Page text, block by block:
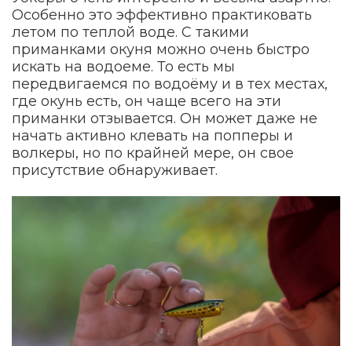
Особенно это эффективно практиковать
летом по теплой воде. С такими
приманками окуня можно очень быстро
искать на водоеме. То есть мы
передвигаемся по водоёму и в тех местах,
где окунь есть, он чаще всего на эти
приманки отзывается. Он может даже не
начать активно клевать на попперы и
волкеры, но по крайней мере, он свое
присутствие обнаруживает.